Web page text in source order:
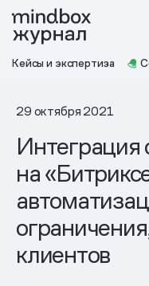
Кейсы и экспертиза
29 октября 2021
Интеграция
на
клиентов